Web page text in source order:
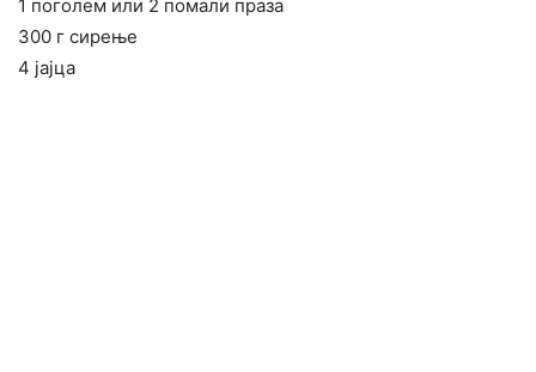
1 поголем или 2 помали праза
300 г сирење
4 јајца